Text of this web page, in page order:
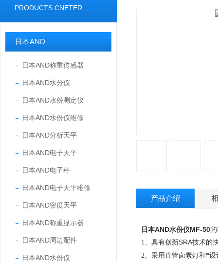
PRODUCTS CNETER
日本AND
日本AND称重传感器
日本AND水分仪
日本AND水份测定仪
日本AND水份仪维修
日本AND分析天平
日本AND电子天平
日本AND电子秤
日本AND电子天平维修
日本AND密度天平
日本AND称重显示器
日本AND周边配件
日本AND水份仪
产品介绍
日本AND水份仪MF-50
1、具有创新SRA技术的
2、采用直管卤素灯和*设